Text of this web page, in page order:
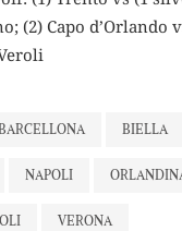
(2) Capo d’Orlando
BIELLA
NAPOLI
VERONA